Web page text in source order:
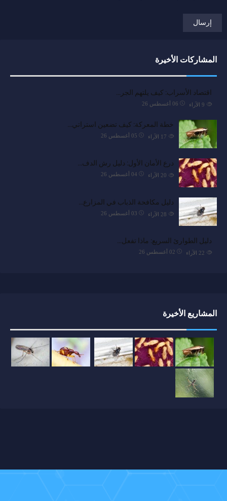
المشاركات الأخيرة
اقتصاد الأسراب: كيف يلتهم الجر…
06 أغسطس 26 الآراء
خطة المعركة: كيف تضعين استراتي…
05 أغسطس 26 الآراء
درع الأمان الأول: دليل رش الدف…
04 أغسطس 26 الآراء
دليل مكافحة الذباب في المزارع…
03 أغسطس 26 الآراء
دليل الطوارئ السريع: ماذا تفعل…
02 أغسطس 26 الآراء
المشاريع الأخيرة